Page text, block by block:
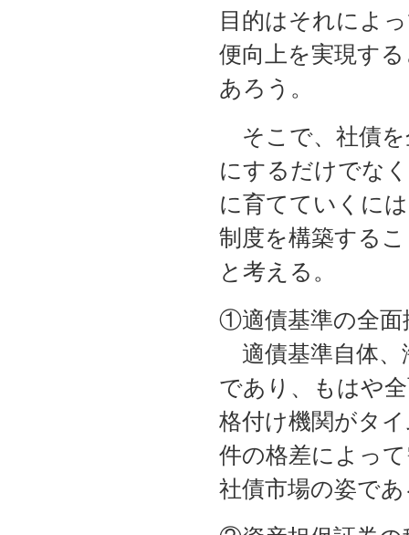
目的はそれによ
便向上を実現す
あろう。
そこで、社債を
にするだけでな
に育てていくに
制度を構築する
と考える。
①適債基準の全面
適債基準自体、
であり、もはや
格付け機関がタ
件の格差によっ
社債市場の姿で